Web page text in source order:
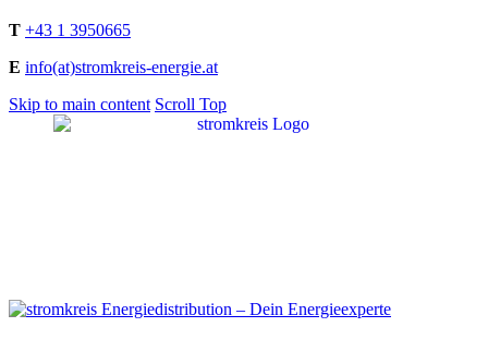
T +43 1 3950665
E info(at)stromkreis-energie.at
Skip to main content Scroll Top